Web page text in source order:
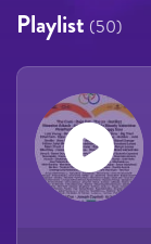
Playlist (50)